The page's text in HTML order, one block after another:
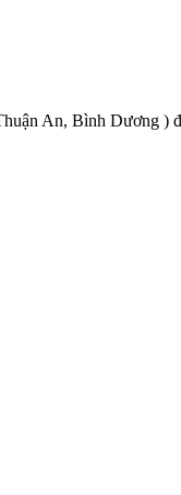
An, Bình Dương )